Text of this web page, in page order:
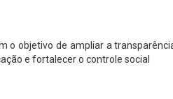
o objetivo de ampliar a
e fortalecer o controle social